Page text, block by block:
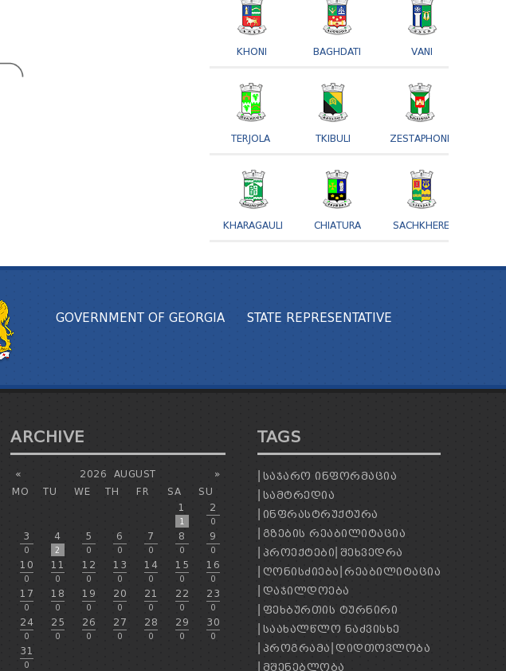
KHONI BAGHDATI VANI
TERJOLA TKIBULI ZESTAPHONI
KHARAGAULI CHIATURA SACHKHERE
GOVERNMENT OF GEORGIA STATE REPRESENTATIVE
ARCHIVE
« »
2026
AUGUST
MO
TU WE TH FR SA
SU
1
1
2
0
3
0
4
2
5
0
6
0
7
0
8
0
9
0
10
0
11
0
12
0
13
0
14
0
15
0
16
0
17
0
18
0
19
0
20
0
21
0
22
0
23
0
24
0
25
0
26
0
27
0
28
0
29
0
30
0
31
0
TAGS
ᲡᲐᲯᲐᲠᲝ ᲘᲜᲤᲝᲠᲛᲐᲪᲘᲐ
ᲡᲐᲛᲢᲠᲔᲓᲘᲐ
ᲘᲜᲤᲠᲐᲡᲢᲠᲣᲥᲢᲣᲠᲐ
ᲒᲖᲔᲑᲘᲡ ᲠᲔᲐᲑᲘᲚᲘᲢᲐᲪᲘᲐ
ᲞᲠᲝᲔᲥᲢᲔᲑᲘ ᲨᲔᲮᲕᲔᲓᲠᲐ
ᲦᲝᲜᲘᲡᲫᲘᲔᲑᲐ ᲠᲔᲐᲑᲘᲚᲘᲢᲐᲪᲘᲐ
ᲓᲐᲯᲘᲚᲓᲝᲔᲑᲐ
ᲤᲔᲮᲑᲣᲠᲗᲘᲡ ᲢᲣᲠᲜᲘᲠᲘ
ᲡᲐᲐᲮᲐᲚᲬᲚᲝ ᲜᲐᲫᲕᲘᲡᲮᲔ
ᲞᲠᲝᲒᲠᲐᲛᲐ ᲓᲘᲓᲗᲝᲕᲚᲝᲑᲐ
ᲛᲨᲔᲜᲔᲑᲚᲝᲑᲐ